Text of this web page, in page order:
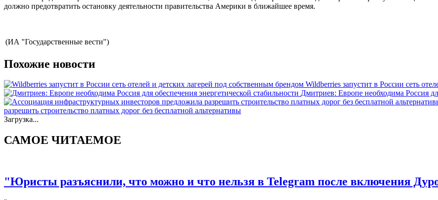
должно предотвратить остановку деятельности правительства Америки в ближайшее время.
(ИА "Государственные вести")
Похожие новости
Wildberries запустит в России сеть
Дмитриев: Европе необходима Россия
разрешить строительство платных дорог без бесплатной альтернативы
Загрузка...
САМОЕ ЧИТАЕМОЕ
"Юристы разъяснили, что можно и что нельзя в Telegram после включения